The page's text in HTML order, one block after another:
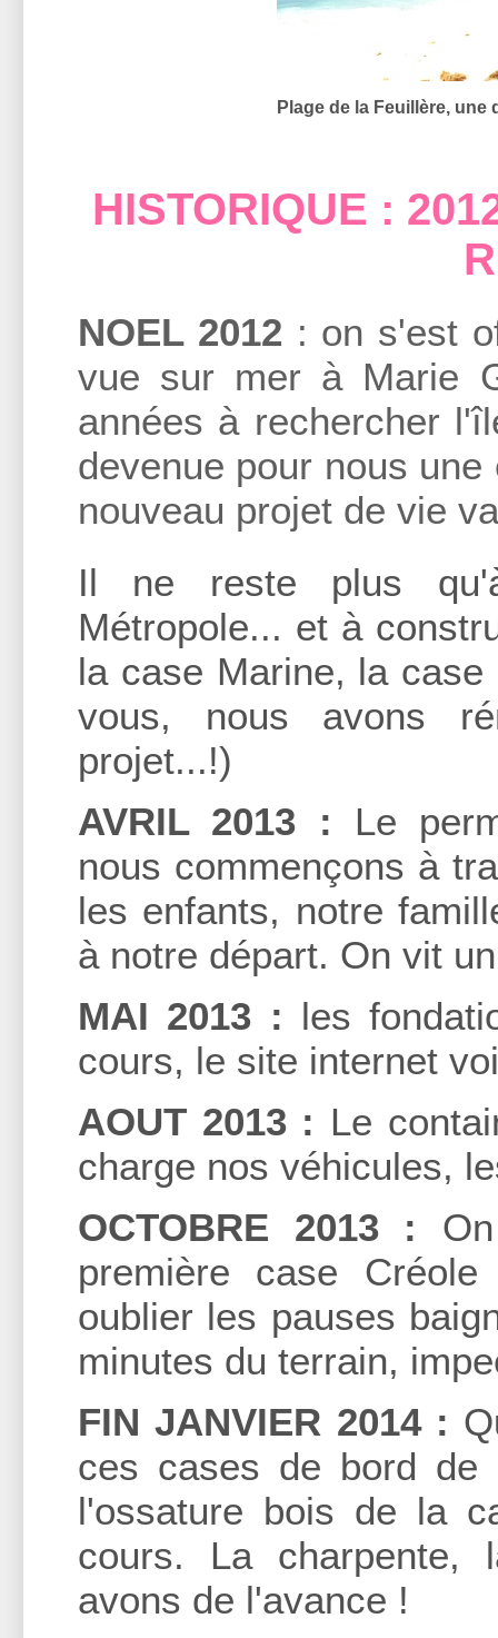
Plage de la Feuillère,
HISTORIQUE :
NOEL 2012 : on s'est
vue sur mer à Marie
années à rechercher
devenue pour nous
nouveau projet de vie
Il ne reste plus
Métropole... et à
la case Marine, la
vous, nous avons
projet...!)
AVRIL 2013 : Le
nous commençons à
les enfants, notre
à notre départ. On vit
MAI 2013 : les
cours, le site internet
AOUT 2013 : Le
charge nos véhicules,
OCTOBRE 2013 :
première case
oublier les pauses
minutes du terrain,
FIN JANVIER 2014 :
ces cases de bord de
l'ossature bois de la
cours. La charpente,
avons de l'avance !